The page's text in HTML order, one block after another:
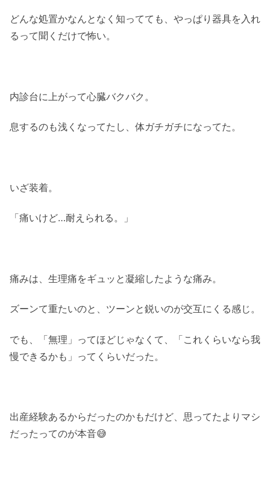
どんな処置かなんとなく知ってても、やっぱり器具を入れ
るって聞くだけで怖い。
内診台に上がって心臓バクバク。
息するのも浅くなってたし、体ガチガチになってた。
いざ装着。
「痛いけど…耐えられる。」
痛みは、生理痛をギュッと凝縮したような痛み。
ズーンて重たいのと、ツーンと鋭いのが交互にくる感じ。
でも、「無理」ってほどじゃなくて、「これくらいなら我
慢できるかも」ってくらいだった。
出産経験あるからだったのかもだけど、思ってたよりマシ
だったってのが本音😅